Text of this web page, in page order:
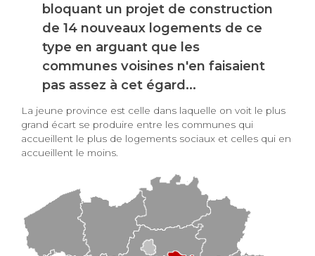
bloquant un projet de construction
de 14 nouveaux logements de ce
type en arguant que les
communes voisines n'en faisaient
pas assez à cet égard...
La jeune province est celle dans laquelle on voit le plus
grand écart se produire entre les communes qui
accueillent le plus de logements sociaux et celles qui en
accueillent le moins.